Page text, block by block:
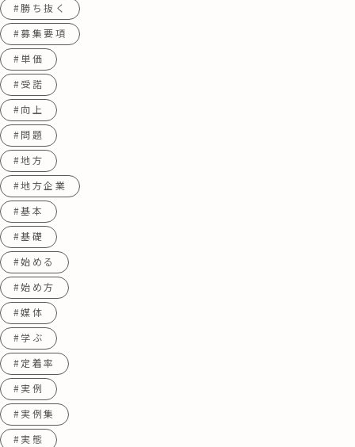
#勝ち抜く
#募集要項
#単価
#受諾
#向上
#問題
#地方
#地方企業
#基本
#基礎
#始める
#始め方
#媒体
#学ぶ
#定着率
#実例
#実例集
#実態